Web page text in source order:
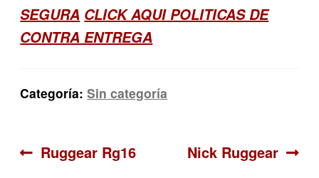
SEGURA CLICK AQUI POLITICAS DE
CONTRA ENTREGA
Categoría:Sin categoría
Navegación
Anterior:
Ruggear Rg16 Siguiente:
Nick Ruggear